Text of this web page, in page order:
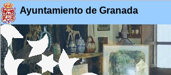
Ayuntamiento de Granada